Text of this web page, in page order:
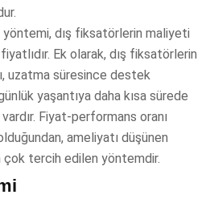
yöntemi, dış fiksatörlerin maliyeti
Ek olarak, dış fiksatörlerin
uzatma süresince destek
yaşantıya daha kısa sürede
Fiyat-performans oranı
ameliyatı düşünen
çok tercih edilen yöntemdir.